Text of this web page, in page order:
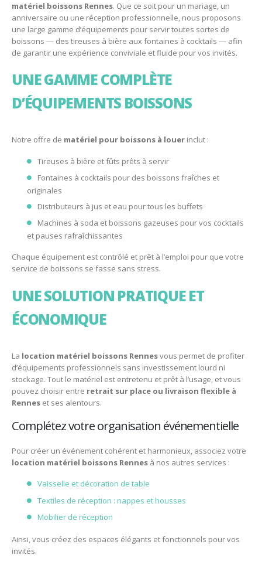
matériel boissons Rennes. Que ce soit pour un mariage, un
anniversaire ou une réception professionnelle, nous proposons
une large gamme d’équipements pour servir toutes sortes de
boissons — des tireuses à bière aux fontaines à cocktails — afin
de garantir une expérience conviviale et fluide pour vos invités.
UNE GAMME COMPLÈTE
D’ÉQUIPEMENTS BOISSONS
Notre offre de matériel pour boissons à louer inclut :
Tireuses à bière et fûts prêts à servir
Fontaines à cocktails pour des boissons fraîches et
originales
Distributeurs à jus et eau pour tous les buffets
Machines à soda et boissons gazeuses pour vos cocktails
et pauses rafraîchissantes
Chaque équipement est contrôlé et prêt à l’emploi pour que votre
service de boissons se fasse sans stress.
UNE SOLUTION PRATIQUE ET
ÉCONOMIQUE
La location matériel boissons Rennesvous permet de profiter
d’équipements professionnels sans investissement lourd ni
stockage. Tout le matériel est entretenu et prêt à l’usage, et vous
pouvez choisir entre retrait sur place ou livraison flexible à
Rennes et ses alentours.
Complétez votre organisation événementielle
Pour créer un événement cohérent et harmonieux, associez votre
location matériel boissons Rennes à nos autres services :
Vaisselle et décoration de table
Textiles de réception : nappes et housses
Mobilier de réception
Ainsi, vous créez des espaces élégants et fonctionnels pour vos
invités.